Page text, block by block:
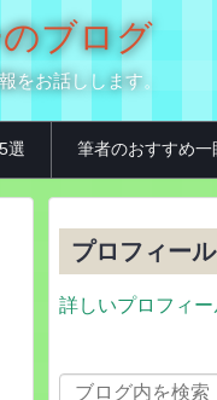
ブログ
をお話しします。
選 筆者のおすすめ
プロフィール
詳しいプロフィ